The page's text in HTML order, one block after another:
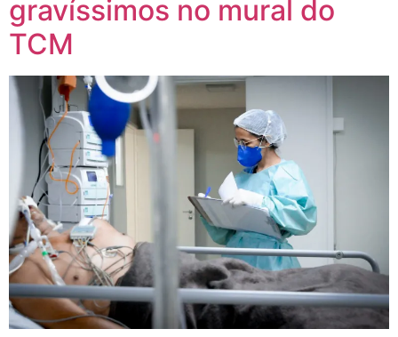
gravíssimos no mural do
TCM